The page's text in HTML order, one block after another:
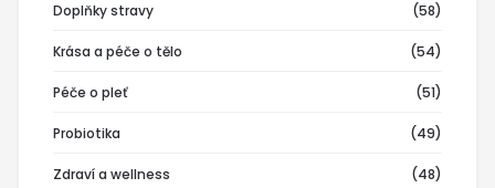
Doplňky stravy (58)
Krása a péče o tělo (54)
Péče o pleť (51)
Probiotika (49)
Zdraví a wellness (48)